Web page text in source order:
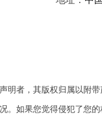
明者，其版权归属以附带
。如果您觉得侵犯了您